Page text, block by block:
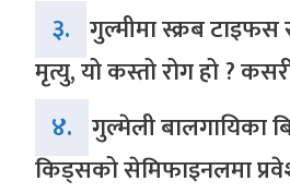
३. गुल्मीमा स्क्रब
मृत्यु, यो कस्तो रोग हो ?
४. गुल्मेली बालगायिका
किड्सको सेमिफाइनलमा